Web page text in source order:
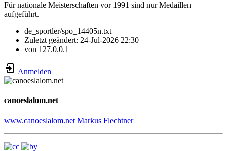
Für nationale Meisterschaften vor 1991 sind nur Medaillen
aufgeführt.
de_sportler/spo_14405n.txt
Zuletzt geändert: 24-Jul-2026 22:30
von 127.0.0.1
Anmelden
canoeslalom.net
www.canoeslalom.net Markus Flechtner